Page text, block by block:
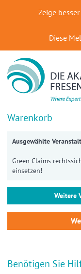
Zeige
Diese
Warenkorb
Ausgewählte
Green Claims
einsetzen!
Weitere
Benötigen Sie